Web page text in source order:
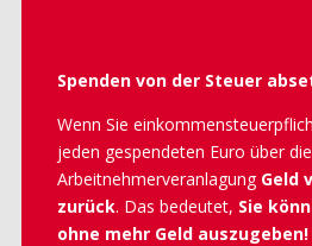
Spenden von der Steuer
Wenn Sie
jeden gespendeten Euro über die
Arbeitnehmerveranlagung Geld
zurück. Das bedeutet, Sie
ohne mehr Geld auszugeben!